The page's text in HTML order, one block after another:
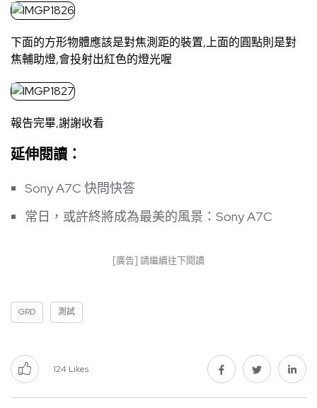
下面的方形物體應該是對焦測距的裝置,上面的圓點則是對
焦輔助燈,會投射出紅色的燈光喔
報告完畢,謝謝收看
延伸閱讀：
Sony A7C 快問快答
常日，或許終將成為最美的風景：Sony A7C
[廣告] 請繼續往下閱讀
GRD 測試
124 Likes